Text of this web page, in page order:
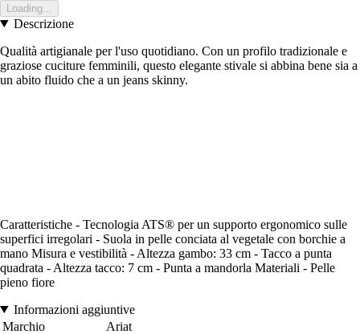
Loading...
Descrizione
Qualità artigianale per l'uso quotidiano. Con un profilo tradizionale e
graziose cuciture femminili, questo elegante stivale si abbina bene sia a
un abito fluido che a un jeans skinny.
Caratteristiche - Tecnologia ATS® per un supporto ergonomico sulle
superfici irregolari - Suola in pelle conciata al vegetale con borchie a
mano Misura e vestibilità - Altezza gambo: 33 cm - Tacco a punta
quadrata - Altezza tacco: 7 cm - Punta a mandorla Materiali - Pelle
pieno fiore
Informazioni aggiuntive
Marchio
Ariat